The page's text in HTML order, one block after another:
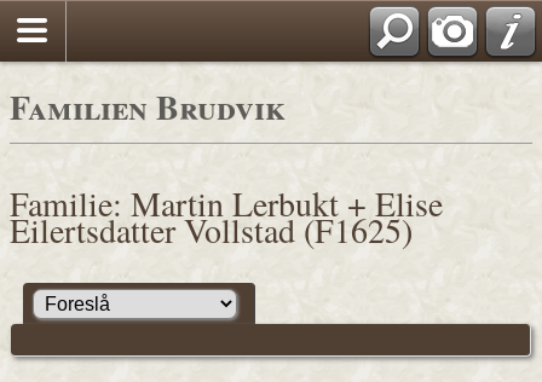
Familien Brudvik
Familie: Martin Lerbukt + Elise
Eilertsdatter Vollstad (F1625)